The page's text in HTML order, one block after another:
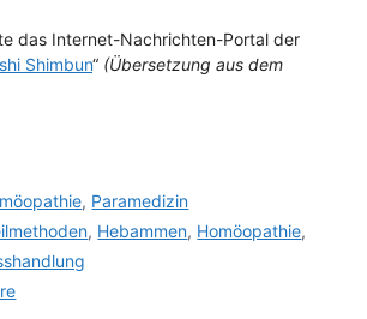
das Internet-Nachrichten-Portal der
Shimbun“ (Übersetzung aus dem
, Paramedizin
, Hebammen, Homöopathie,